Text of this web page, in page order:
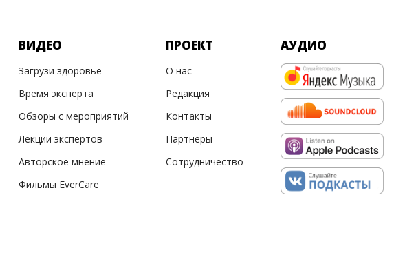
ВИДЕО
Загрузи здоровье
Время эксперта
Обзоры с мероприятий
Лекции экспертов
Авторское мнение
Фильмы EverCare
ПРОЕКТ
О нас
Редакция
Контакты
Партнеры
Сотрудничество
АУДИО